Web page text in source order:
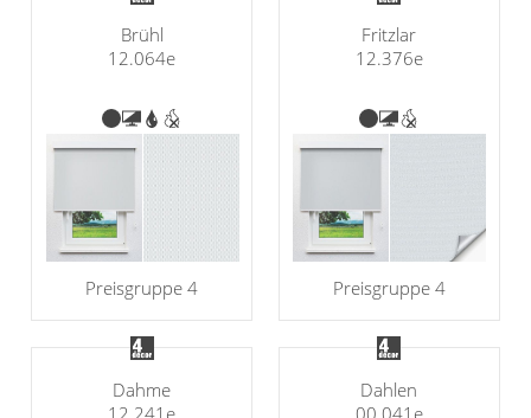
Brühl
12.064e
Preisgruppe 4
Fritzlar
12.376e
Preisgruppe 4
Dahme
12.241e
Dahlen
00.041e